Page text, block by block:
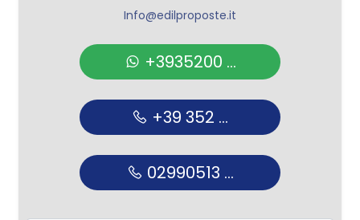
Info@edilproposte.it
+3935200 ...
+39 352 ...
02990513 ...